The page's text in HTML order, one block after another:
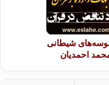
شیطانی
احمدیان